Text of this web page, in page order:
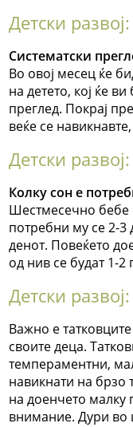
Детски
Систематски
Во овој месец ќе
на детето, кој ќе
преглед. Покрај
веќе се
Детски
Колку сон е
Шестмесечно бебе
потребни му се 2-3
денот. Повеќето
од нив се будат 1-2
Детски
Важно е
своите деца.
темпераментни,
навикнати на брзо
на доенчето
внимание. Дури во